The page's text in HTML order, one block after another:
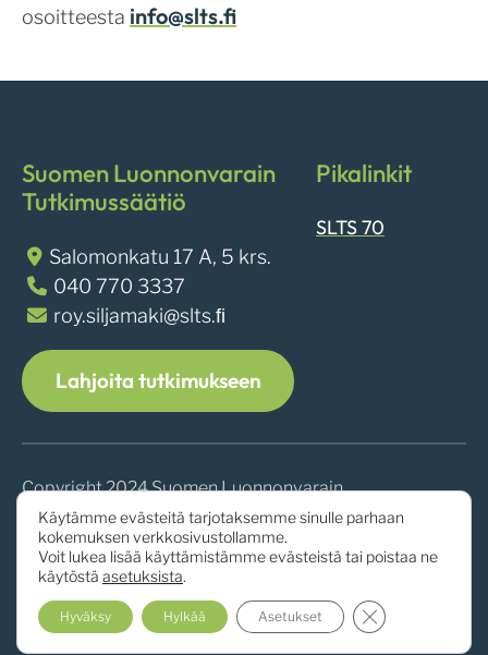
osoitteesta info@slts.fi
Suomen Luonnonvarain
Tutkimussäätiö
Salomonkatu 17 A, 5 krs.
040 770 3337
roy.siljamaki@slts.ﬁ
Pikalinkit
SLTS 70
Lahjoita tutkimukseen
Copyright 2024 Suomen Luonnonvarain
Tutkimussäätiö
Käytämme evästeitä tarjotaksemme sinulle parhaan
kokemuksen verkkosivustollamme.
Voit lukea lisää käyttämistämme evästeistä tai poistaa ne
käytöstä asetuksista.
Hyväksy Hylkää Asetukset Sulje